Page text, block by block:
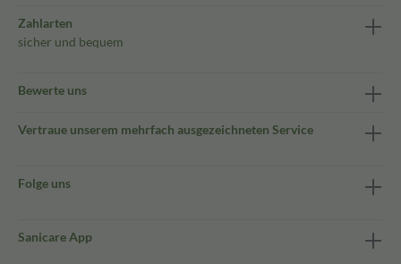
Zahlarten
sicher und bequem
Bewerte uns
Vertraue unserem mehrfach ausgezeichneten Service
Folge uns
Sanicare App